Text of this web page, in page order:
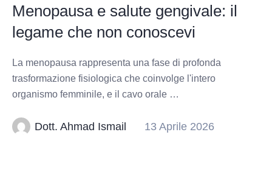
Menopausa e salute gengivale: il
legame che non conoscevi
La menopausa rappresenta una fase di profonda
trasformazione fisiologica che coinvolge l'intero
organismo femminile, e il cavo orale …
Dott. Ahmad Ismail 13 Aprile 2026